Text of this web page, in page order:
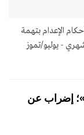
الإعدام بتهمة
- يوليو/تموز
إضراب عن